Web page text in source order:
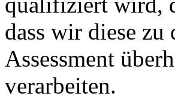
dass wir diese
Assessment
verarbeiten.